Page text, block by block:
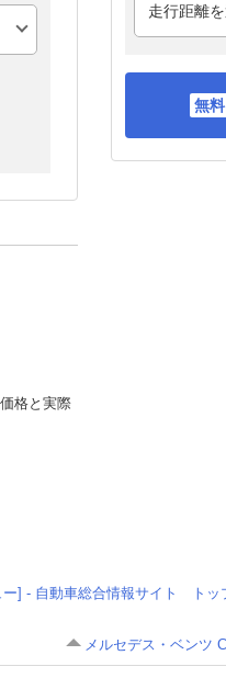
格と実際
ー] - 自動車総合情報サイト トッ
メルセデス・ベンツ